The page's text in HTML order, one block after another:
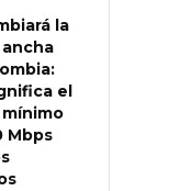
la
el
Mbps